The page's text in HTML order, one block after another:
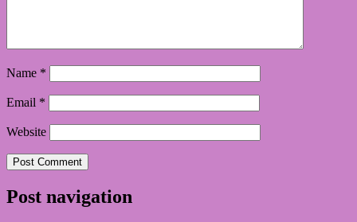
Name *
Email *
Website
Post navigation